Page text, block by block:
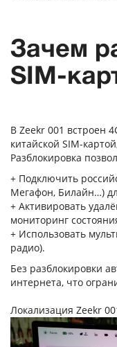
Зачем
SIM-
В Zeekr 001 встроен
китайской SIM-
Разблокировка
+ Подключить
Мегафон, Билайн…)
+ Активировать
мониторинг
+ Использовать
радио).
Без разблокировки
интернета, что
Локализация Zeekr